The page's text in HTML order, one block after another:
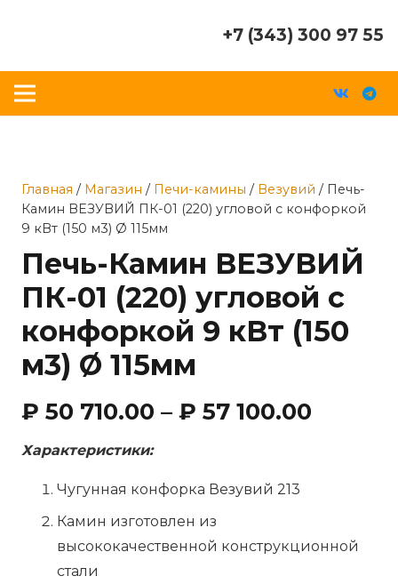
+7 (343) 300 97 55
Главная / Магазин / Печи-камины / Везувий / Печь-
Камин ВЕЗУВИЙ ПК-01 (220) угловой с конфоркой
9 кВт (150 м3) Ø 115мм
Печь-Камин ВЕЗУВИЙ
ПК-01 (220) угловой с
конфоркой 9 кВт (150
м3) Ø 115мм
₽ 50 710.00 – ₽ 57 100.00
Характеристики:
Чугунная конфорка Везувий 213
Камин изготовлен из
высококачественной конструкционной
стали